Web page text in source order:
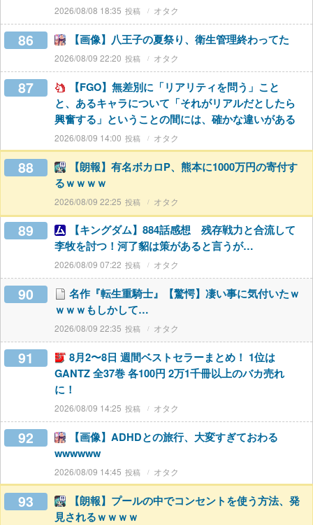
2026/08/08 18:35 オタク
86 【画像】八王子の夏祭り、衛生管理終わってた
2026/08/09 22:20 オタク
87
【FGO】無差別に「リアリティを問う」こと
と、あるキャラについて「それがリアルだとしたら
興奮する」ということの間には、確かな違いがある
2026/08/09 14:00 オタク
88
【朗報】有名ボカロP、熊本に1000万円の寄付す
るｗｗｗｗ
2026/08/09 22:25 オタク
89
【キングダム】884話感想 残存戦力と合流して
李牧を討つ！河了貂は策があると言うが…
2026/08/09 07:22 オタク
90
名作『転生重騎士』【驚愕】凄い事に気付いたｗ
ｗｗｗもしかして…
2026/08/09 22:35 オタク
91
8月2〜8日 週間ベストセラーまとめ！ 1位は
GANTZ 全37巻 各100円 2万1千冊以上のバカ売れ
に！
2026/08/09 14:25 オタク
92
【画像】ADHDとの旅行、大変すぎておわる
wwwwww
2026/08/09 14:45 オタク
93
【朗報】プールの中でコンセントを使う方法、発
見されるｗｗｗｗ